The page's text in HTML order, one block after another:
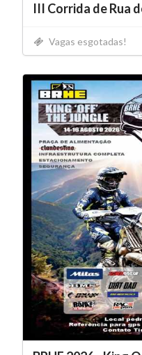
III Corrida de Rua
Vagas esgotadas!